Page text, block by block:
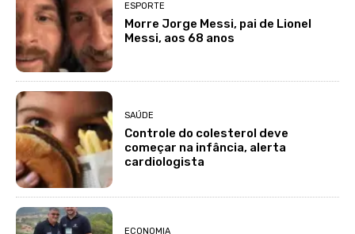
ESPORTE
Morre Jorge Messi, pai de Lionel
Messi, aos 68 anos
SAÚDE
Controle do colesterol deve
começar na infância, alerta
cardiologista
ECONOMIA